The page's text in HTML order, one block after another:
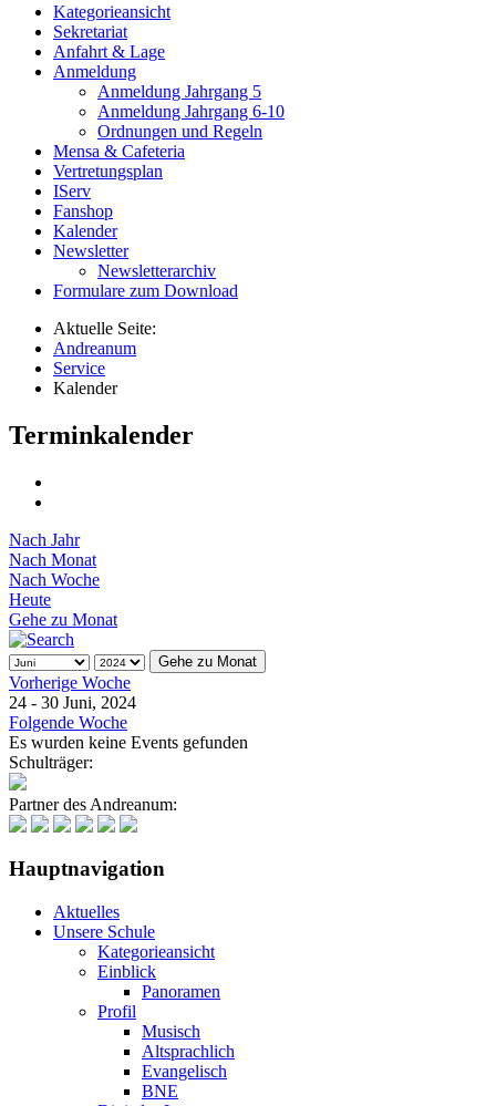
Kategorieansicht
Sekretariat
Anfahrt & Lage
Anmeldung
Anmeldung Jahrgang 5
Anmeldung Jahrgang 6-10
Ordnungen und Regeln
Mensa & Cafeteria
Vertretungsplan
IServ
Fanshop
Kalender
Newsletter
Newsletterarchiv
Formulare zum Download
Aktuelle Seite:
Andreanum
Service
Kalender
Terminkalender
Nach Jahr
Nach Monat
Nach Woche
Heute
Gehe zu Monat
Gehe zu Monat
Vorherige Woche
24 - 30 Juni, 2024
Folgende Woche
Es wurden keine Events gefunden
Schulträger:
Partner des Andreanum:
Hauptnavigation
Aktuelles
Unsere Schule
Kategorieansicht
Einblick
Panoramen
Profil
Musisch
Altsprachlich
Evangelisch
BNE